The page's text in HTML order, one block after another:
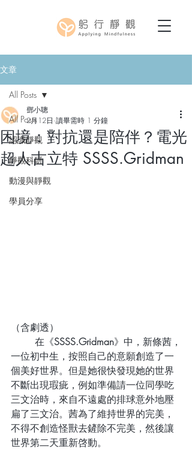
文章
All Posts
認識靜觀
靜觀科研
動漫與靜觀
學員分享
All Posts
困境：對抗還是陪伴？電光
超人古立特 SSSS.Gridman
鄧小聰
2月12日 讀畢需時 1 分鐘
（含劇透）
	在《
SSSS.Gridman》中，新條茜，
一位初中生，按照自己的意願創造了一
個美好世界。但是她很快發現她的世界
不斷出現瑕疵，例如準備請一位同學吃
三文治時，來自不遠處的排球意外地壓
扁了三文治。茜為了維持世界的完美，
不得不創造怪獸去鏟除不完美，然後讓
世界第二天重新啓動。